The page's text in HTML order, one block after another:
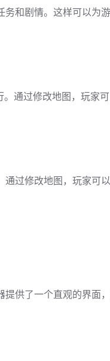
和剧情。这样可以为
通过修改地图，玩家
过修改地图，玩家可
供了一个直观的界面